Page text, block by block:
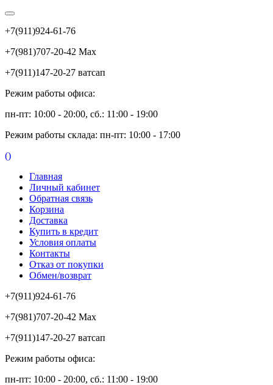
+7(911)924-61-76
+7(981)707-20-42 Max
+7(911)147-20-27 ватсап
Режим работы офиса:
пн-пт: 10:00 - 20:00, сб.: 11:00 - 19:00
Режим работы склада: пн-пт: 10:00 - 17:00
()
Главная
Личный кабинет
Обратная связь
Корзина
Доставка
Купить в кредит
Условия оплаты
Контакты
Отказ от покупки
Обмен/возврат
+7(911)924-61-76
+7(981)707-20-42 Max
+7(911)147-20-27 ватсап
Режим работы офиса:
пн-пт: 10:00 - 20:00, сб.: 11:00 - 19:00